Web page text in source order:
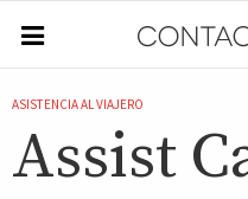
ASISTENCIA AL VIAJERO
Assist